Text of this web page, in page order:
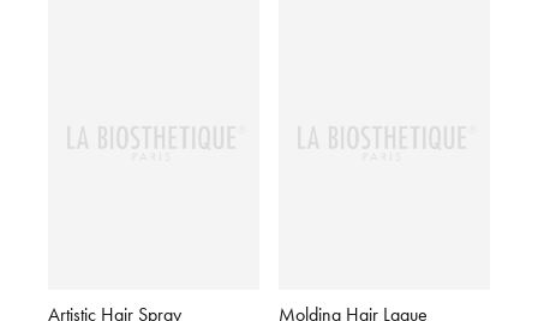
Artistic Hair Spray Molding Hair Laque